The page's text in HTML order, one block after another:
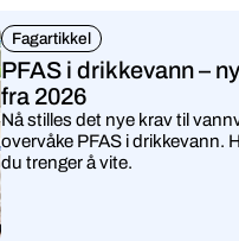
Fagartikkel
PFAS i drikkevann –
fra 2026
Nå stilles det nye krav til
overvåke PFAS i drikkevann.
du trenger å vite.